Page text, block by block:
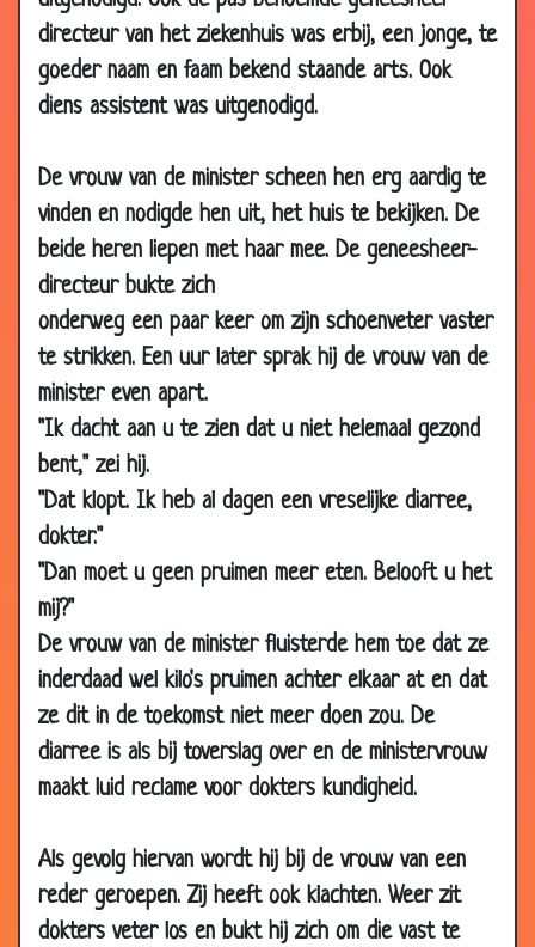
directeur van het ziekenhuis was erbij, een jonge, te
goeder naam en faam bekend staande arts. Ook
diens assistent was uitgenodigd.
De vrouw van de minister scheen hen erg aardig te
vinden en nodigde hen uit, het huis te bekijken. De
beide heren liepen met haar mee. De geneesheer-
directeur bukte zich
onderweg een paar keer om zijn schoenveter vaster
te strikken. Een uur later sprak hij de vrouw van de
minister even apart.
"Ik dacht aan u te zien dat u niet helemaal gezond
bent," zei hij.
"Dat klopt. Ik heb al dagen een vreselijke diarree,
dokter."
"Dan moet u geen pruimen meer eten. Belooft u het
mij?"
De vrouw van de minister fluisterde hem toe dat ze
inderdaad wel kilo's pruimen achter elkaar at en dat
ze dit in de toekomst niet meer doen zou. De
diarree is als bij toverslag over en de ministervrouw
maakt luid reclame voor dokters kundigheid.
Als gevolg hiervan wordt hij bij de vrouw van een
reder geroepen. Zij heeft ook klachten. Weer zit
dokters veter los en bukt hij zich om die vast te
2008
19 Sep
2008
Katapult 3.45
12 Sep
10.000 kippen
28 Aug
2008
De stille wind 3.34
31 Jul 2008 De pil
3.07
09 Jul
2008
Winden
04 Jun
2008
Fietsenmaker 3.17
21 Apr
2008
Minderen 3.30
17 Apr
2008
Betaling vaststellen 3.19
17 Apr
2008
Slechthorend 3.25
17 Apr
2008
Goed en slecht nieuws 3.49
07 Apr
2008
De nieuwe schilder
10 Mar
Veel ervaring
21 Feb
2008
Bij de tandarts 3.65
15 Feb
IQ-Zuiger 3.12